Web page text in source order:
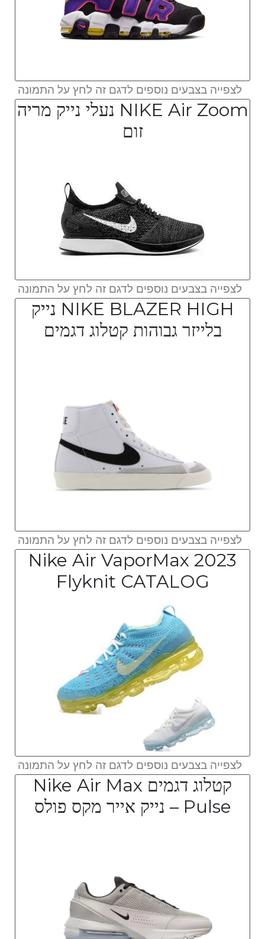
לצפייה בצבעים נוספים לדגם זה לחץ על התמונה
NIKE Air Zoom נעלי נייק מריה
זום
לצפייה בצבעים נוספים לדגם זה לחץ על התמונה
NIKE BLAZER HIGH נייק
בלייזר גבוהות קטלוג דגמים
לצפייה בצבעים נוספים לדגם זה לחץ על התמונה
Nike Air VaporMax 2023
Flyknit CATALOG
לצפייה בצבעים נוספים לדגם זה לחץ על התמונה
קטלוג דגמים Nike Air Max
Pulse – נייק אייר מקס פולס